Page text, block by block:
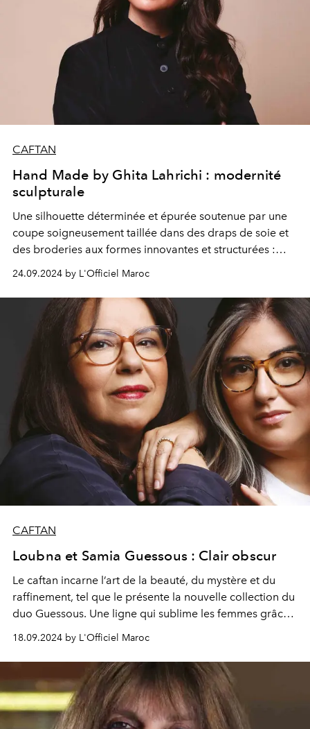
CAFTAN
Hand Made by Ghita Lahrichi : modernité
sculpturale
Une silhouette déterminée et épurée soutenue par une
coupe soigneusement taillée dans des draps de soie et
des broderies aux formes innovantes et structurées :
telle est la proposition contemporaine de la jeune
créatrice qui réinvente en toute liberté ses propres
codes chaque saison. Une collection tirée de l'Intégrale
24.09.2024 by L'Officiel Maroc
CAFTAN
Loubna et Samia Guessous : Clair obscur
Le caftan incarne l’art de la beauté, du mystère et du
raffinement, tel que le présente la nouvelle collection du
duo Guessous. Une ligne qui sublime les femmes grâce
à des jeux de transparence et de lumière, des coupes
maîtrisées et des volumes généreux, tirée de l'Intégrale
Caftan.
18.09.2024 by L'Officiel Maroc